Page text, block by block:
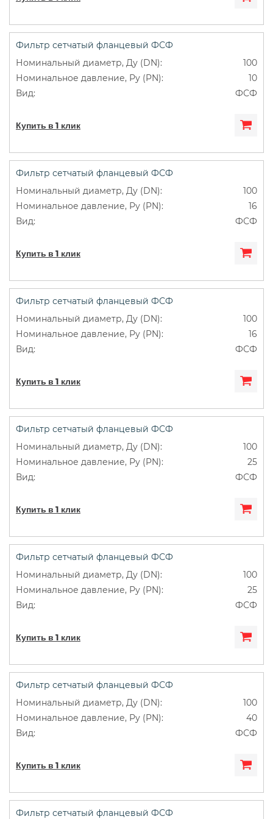
Фильтр сетчатый фланцевый ФСФ
100
10
ФСФ
Купить в 1 клик
Фильтр сетчатый фланцевый ФСФ
100
16
ФСФ
Купить в 1 клик
Фильтр сетчатый фланцевый ФСФ
100
16
ФСФ
Купить в 1 клик
Фильтр сетчатый фланцевый ФСФ
100
25
ФСФ
Купить в 1 клик
Фильтр сетчатый фланцевый ФСФ
100
25
ФСФ
Купить в 1 клик
Фильтр сетчатый фланцевый ФСФ
100
40
ФСФ
Купить в 1 клик
Фильтр сетчатый фланцевый ФСФ